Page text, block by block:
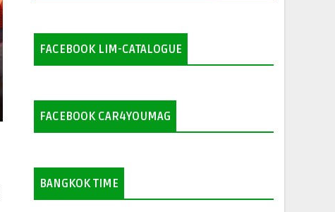
FACEBOOK LIM-CATALOGUE
FACEBOOK CAR4YOUMAG
BANGKOK TIME